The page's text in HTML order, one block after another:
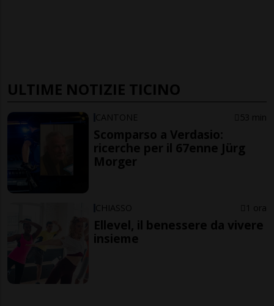
ULTIME NOTIZIE TICINO
CANTONE 53 min
Scomparso a Verdasio:
ricerche per il 67enne Jürg
Morger
CHIASSO 1 ora
Ellevel, il benessere da vivere
insieme